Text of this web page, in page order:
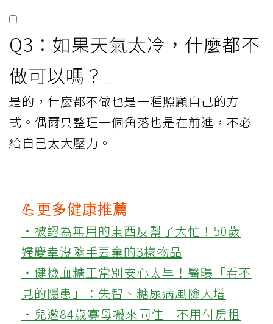
Q3：如果天氣太冷，什麼都不
做可以嗎？
是的，什麼都不做也是一種照顧自己的方
式。偶爾只整理一個角落也是在前進，不必
給自己太大壓力。
💪更多健康推薦
‧被認為無用的東西反幫了大忙！50歲
婦慶幸沒隨手丟棄的3樣物品
‧健檢血糖正常別安心太早！醫曝「看不
見的隱患」：失智、糖尿病風險大增
‧兒邀84歲寡母搬來同住「不用付房租